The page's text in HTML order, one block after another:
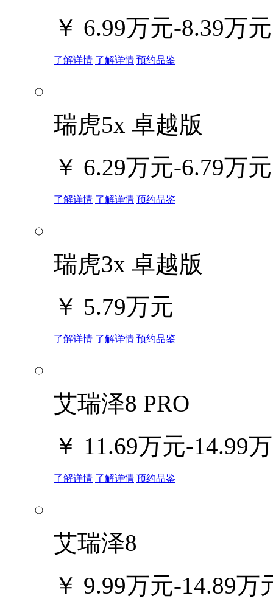
￥ 6.99万元-8.39万元
了解详情 了解详情 预约品鉴
瑞虎5x 卓越版
￥ 6.29万元-6.79万元
了解详情 了解详情 预约品鉴
瑞虎3x 卓越版
￥ 5.79万元
了解详情 了解详情 预约品鉴
艾瑞泽8 PRO
￥ 11.69万元-14.99
了解详情 了解详情 预约品鉴
艾瑞泽8
￥ 9.99万元-14.89万